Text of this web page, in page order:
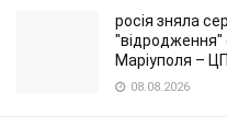
росія зняла
"відродження"
Маріуполя –
08.08.2026